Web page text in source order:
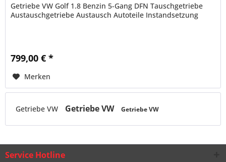
Getriebe VW Golf 1.8 Benzin 5-Gang DFN Tauschgetriebe
Austauschgetriebe Austausch Autoteile Instandsetzung
799,00 € *
Merken
Getriebe VW Getriebe VW Getriebe VW
Service Hotline